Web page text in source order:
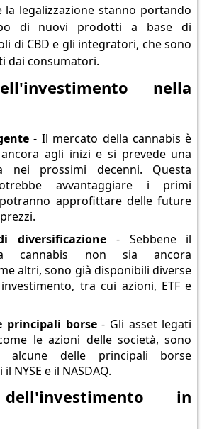
la legalizzazione stanno portando
di nuovi prodotti a base di
di CBD e gli integratori, che sono
dai consumatori.
nella
- Il mercato della cannabis è
agli inizi e si prevede una
nei prossimi decenni. Questa
avvantaggiare i primi
approfittare delle future
diversificazione - Sebbene il
cannabis non sia ancora
altri, sono già disponibili diverse
tra cui azioni, ETF e
principali borse- Gli asset legati
le azioni delle società, sono
alcune delle principali borse
NYSE e il NASDAQ.
in